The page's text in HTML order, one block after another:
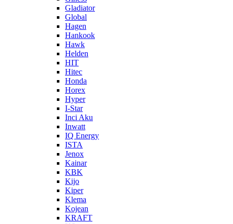
Gladiator
Global
Hagen
Hankook
Hawk
Helden
HIT
Hitec
Honda
Horex
Hyper
I-Star
Inci Aku
Inwatt
IQ Energy
ISTA
Jenox
Kainar
KBK
Kijo
Kiper
Klema
Kojean
KRAFT